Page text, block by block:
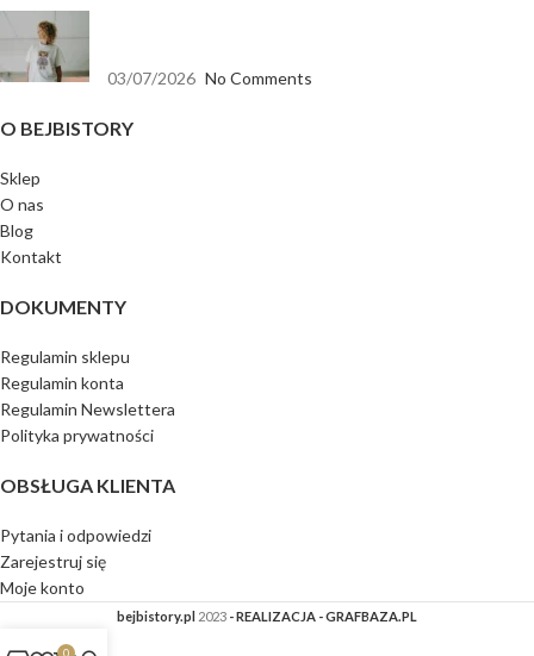
03/07/2026 No Comments
O BEJBISTORY
Sklep
O nas
Blog
Kontakt
DOKUMENTY
Regulamin sklepu
Regulamin konta
Regulamin Newslettera
Polityka prywatności
OBSŁUGA KLIENTA
Pytania i odpowiedzi
Zarejestruj się
Moje konto
bejbistory.pl 2023 - REALIZACJA - GRAFBAZA.PL
0